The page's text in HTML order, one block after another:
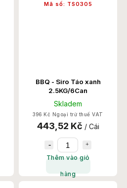
BBQ - Siro Táo xanh
2.5KG/6Can
Skladem
396 Kč Ngoại trừ thuế VAT
443,52 Kč / Cái
Thêm vào giỏ
hàng
Mã số: TS0305